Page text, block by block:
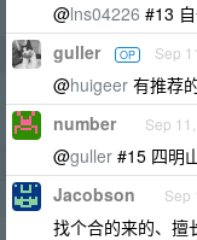
@lns04226 #13
guller OP Sep
@huigeer 有推荐
number Sep
@guller #15 四明
Jacobson Sep
找个合的来的、擅